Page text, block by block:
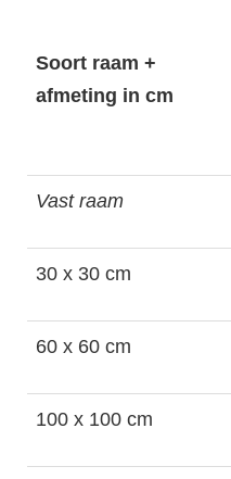
Soort raam +
afmeting in cm
Vast raam
30 x 30 cm
60 x 60 cm
100 x 100 cm